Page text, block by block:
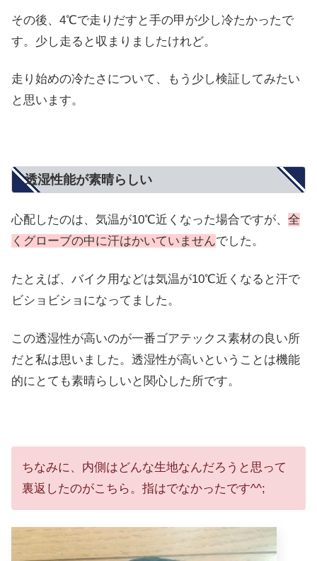
その後、4℃で走りだすと手の甲が少し冷たかったで
す。少し走ると収まりましたけれど。
走り始めの冷たさについて、もう少し検証してみたい
と思います。
透湿性能が素晴らしい
心配したのは、気温が10℃近くなった場合ですが、 全
くグローブの中に汗はかいていませんでした。
たとえば、バイク用などは気温が10℃近くなると汗で
ビショビショになってました。
この透湿性が高いのが一番ゴアテックス素材の良い所
だと私は思いました。透湿性が高いということは機能
的にとても素晴らしいと関心した所です。
ちなみに、内側はどんな生地なんだろうと思って
裏返したのがこちら。指はでなかったです^^;